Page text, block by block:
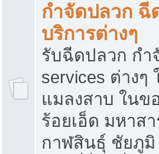
กำจัดปลวก ฉี
บริการต่างๆ
รับฉีดปลวก กำ
services ต่าง
แมลงสาบ ใน
ร้อยเอ็ด มหาส
กาฬสินธุ์ ชัยภู